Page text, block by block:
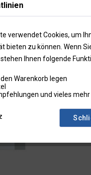
verwendet Cookies, um
bieten zu können. Wenn
Ihnen folgende
Warenkorb legen
und vieles mehr